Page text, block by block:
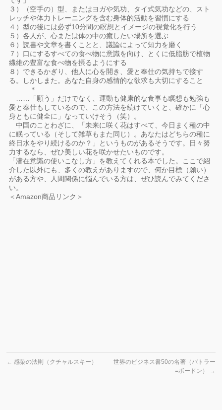
３）（空手の）型、またはヨガや気功、タイ式気功などの、スト
レッチや体力トレーニングを含む身体的活動を習慣にする
４）型の後には必ず10分間の瞑想とイメージの視覚化を行う
５）各人が、心または体の中の癒したい場所を選ぶ
６）読書や文章を書くことと、議論によって知力を磨く
７）口にするすべての食べ物に意識を向け、とくに低脂肪で植物
繊維の豊富な食べ物を摂るようにする
８）できるかぎり、他人に心を開き、愛と奉仕の気持ちで接す
る。しかしまた。あなた自身の感情的な欲求も大切にすること
＊
……「願う」だけでなく、運動も健康的な食事も瞑想も勉強も
愛と奉仕もしているので、この方法を続けていくと、確かに「心
身ともに健全に」なっていけそう（笑）。
中国のことわざに、「未来に咲く花はすべて、今日まく種の中
に眠っている（そして雑草もまた同じ）。あなたはどちらの種に
終日水をやり続けるのか？」というものがあるそうです。日々努
力するなら、ぜひ美しい花を咲かせたいものです。
「潜在意識の使いこなし方」を教えてくれる本でした。ここで紹
介した以外にも、多くの教えがありますので、何か目標（願い）
がある方や、人間関係に悩んでいる方は、ぜひ読んでみてくださ
い。
＜Amazon商品リンク＞
← 感染の法則（クチャルスキー）
世界のビジネス書50の名著（バトラー
=ボードン）
→